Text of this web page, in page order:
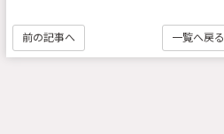
一覧へ戻る
前の記事へ